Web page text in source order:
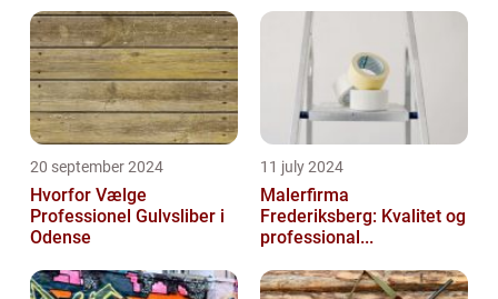
20 september 2024
Hvorfor Vælge
Professionel Gulvsliber i
Odense
11 july 2024
Malerfirma
Frederiksberg: Kvalitet og
professional...